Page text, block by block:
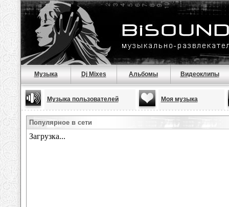
Музыка Dj Mixes Альбомы Видеоклипы
Музыка пользователей Моя музыка
Популярное в сети